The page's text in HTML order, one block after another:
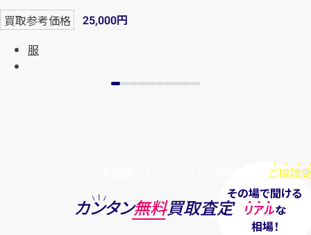
買取参考価格 25,000円
服
ご相談
その場で聞ける
リアルな
相場！
カンタン無料買取査定